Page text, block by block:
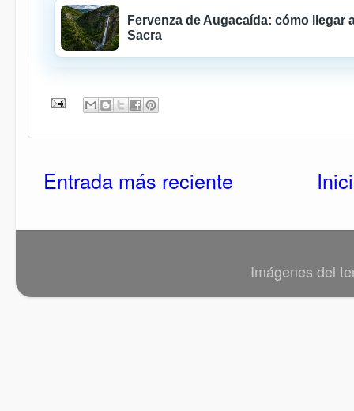
Fervenza de Augacaída: cómo llegar
Sacra
Entrada más reciente
Imágenes del